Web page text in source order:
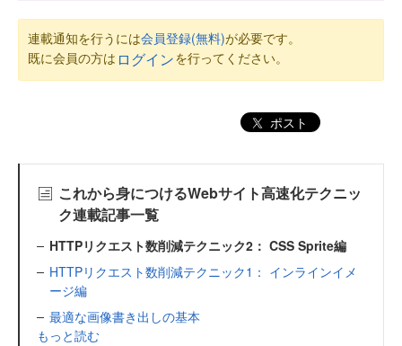
連載通知を行うには会員登録(無料)が必要です。
既に会員の方は ログインを行ってください。
ポスト
これから身につけるWebサイト高速化テクニッ
ク連載記事一覧
HTTPリクエスト数削減テクニック2： CSS Sprite編
HTTPリクエスト数削減テクニック1： インラインイメ
ージ編
最適な画像書き出しの基本
もっと読む